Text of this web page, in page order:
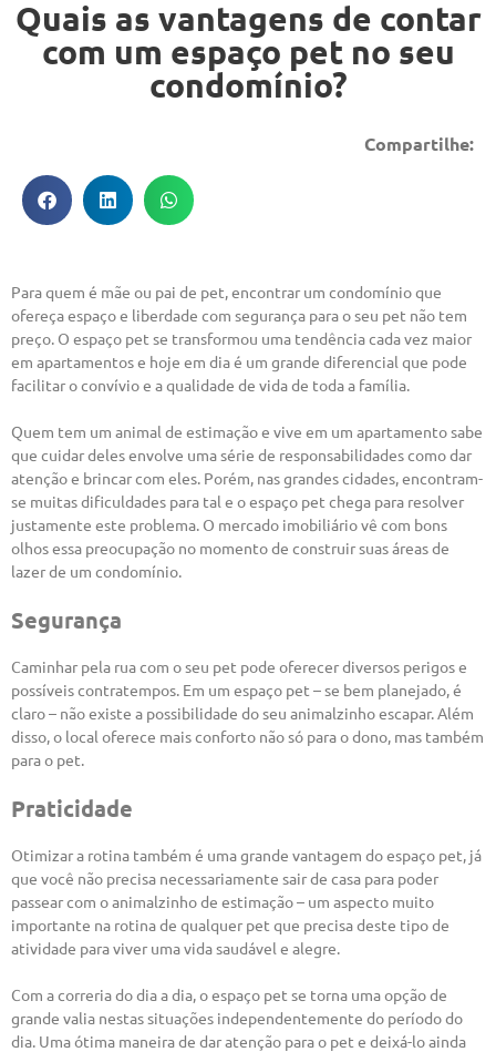
Quais as vantagens de contar
com um espaço pet no seu
condomínio?
Compartilhe:
Para quem é mãe ou pai de pet, encontrar um condomínio que
ofereça espaço e liberdade com segurança para o seu pet não tem
preço. O espaço pet se transformou uma tendência cada vez maior
em apartamentos e hoje em dia é um grande diferencial que pode
facilitar o convívio e a qualidade de vida de toda a família.
Quem tem um animal de estimação e vive em um apartamento sabe
que cuidar deles envolve uma série de responsabilidades como dar
atenção e brincar com eles. Porém, nas grandes cidades, encontram-
se muitas dificuldades para tal e o espaço pet chega para resolver
justamente este problema. O mercado imobiliário vê com bons
olhos essa preocupação no momento de construir suas áreas de
lazer de um condomínio.
Segurança
Caminhar pela rua com o seu pet pode oferecer diversos perigos e
possíveis contratempos. Em um espaço pet – se bem planejado, é
claro – não existe a possibilidade do seu animalzinho escapar. Além
disso, o local oferece mais conforto não só para o dono, mas também
para o pet.
Praticidade
Otimizar a rotina também é uma grande vantagem do espaço pet, já
que você não precisa necessariamente sair de casa para poder
passear com o animalzinho de estimação – um aspecto muito
importante na rotina de qualquer pet que precisa deste tipo de
atividade para viver uma vida saudável e alegre.
Com a correria do dia a dia, o espaço pet se torna uma opção de
grande valia nestas situações independentemente do período do
dia. Uma ótima maneira de dar atenção para o pet e deixá-lo ainda